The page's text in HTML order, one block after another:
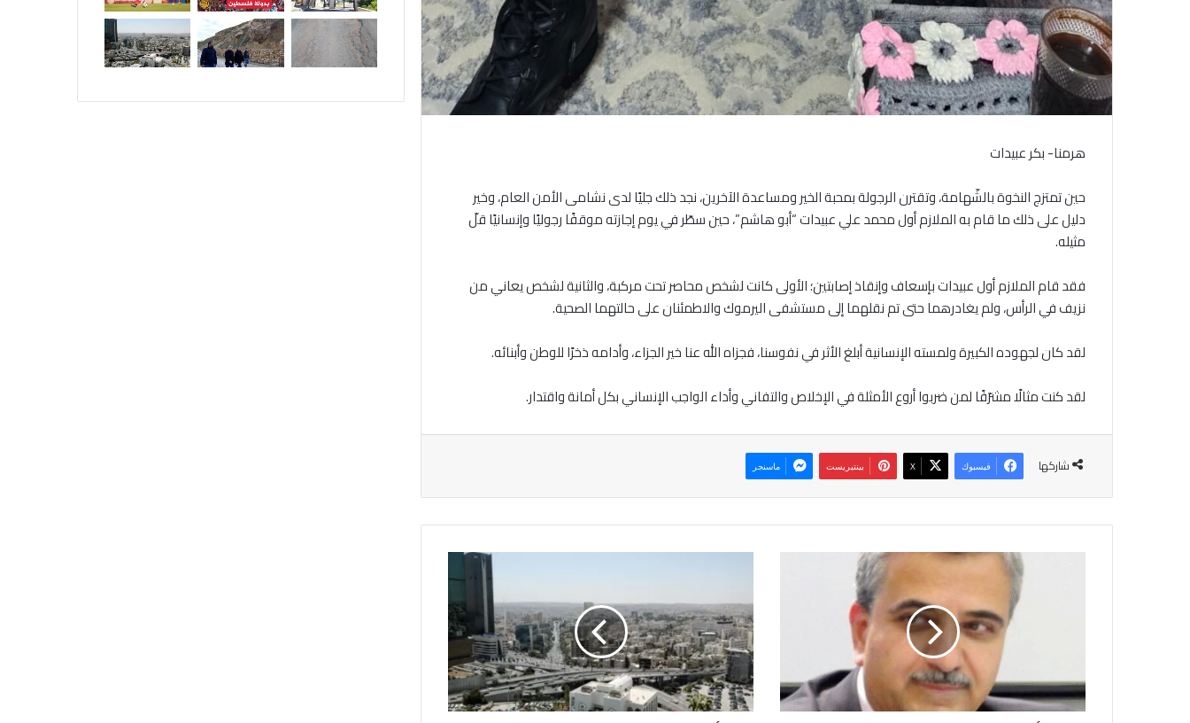
هرمنا- بكر عبيدات
حين تمتزج النخوة بالشّهامة، وتقترن الرجولة بمحبة الخير ومساعدة الآخرين، نجد ذلك جليًا لدى نشامى الأمن العام، وخير
دليل على ذلك ما قام به الملازم أول محمد علي عبيدات “أبو هاشم”، حين سطّر في يوم إجازته موقفًا رجوليًا وإنسانيًا قلّ
مثيله.
فقد قام الملازم أول عبيدات بإسعاف وإنقاذ إصابتين؛ الأولى كانت لشخص محاصر تحت مركبة، والثانية لشخص يعاني من
نزيف في الرأس، ولم يغادرهما حتى تم نقلهما إلى مستشفى اليرموك والاطمئنان على حالتهما الصحية.
لقد كان لجهوده الكبيرة ولمسته الإنسانية أبلغ الأثر في نفوسنا، فجزاه الله عنا خير الجزاء، وأدامه ذخرًا للوطن وأبنائه.
لقد كنت مثالًا مشرّفًا لمن ضربوا أروع الأمثلة في الإخلاص والتفاني وأداء الواجب الإنساني بكل أمانة واقتدار.
شاركها فيسبوك ‫X بينتيريست ماسنجر
ا
ت
ا
ء
ل
ط
ي
ف